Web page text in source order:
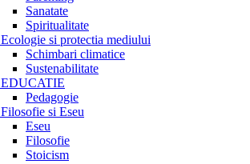
Sanatate
Spiritualitate
Ecologie si protectia mediului
Schimbari climatice
Sustenabilitate
EDUCATIE
Pedagogie
Filosofie si Eseu
Eseu
Filosofie
Stoicism